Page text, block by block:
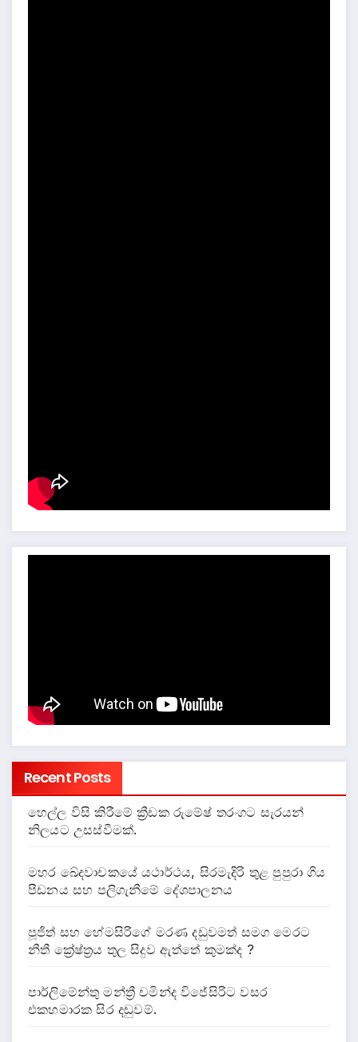
Recent Posts
හෙල්ල විසි කිරීමේ ක්‍රීඩක රුමේෂ් තරංගට සැරයන්
නිලයට උසස්වීමක්.
මහර ඛේදවාචකයේ යථාර්ථය, සිරමැදිරි තුළ පුපුරා ගිය
පීඩනය සහ පලිගැනීමේ දේශපාලනය
පූජිත් සහ හේමසිරිගේ මරණ දඩුවමත් සමග මෙරට
නීතී ක්‍රේෂ්ත්‍රය තුල සිදුව ඇත්තේ කුමක්ද ?
පාර්ලිමේන්තු මන්ත්‍රී චමින්ද විජේසිරිට වසර
එකහමාරක සිර දඬුවම්.